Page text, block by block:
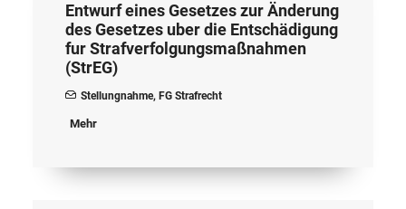
Entwurf eines Gesetzes zur Änderung
des Gesetzes uber die Entschädigung
fur Strafverfolgungsmaßnahmen
(StrEG)
Stellungnahme, FG Strafrecht
Mehr